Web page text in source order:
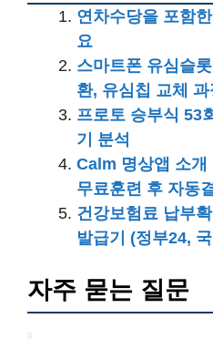
연차수당을 포함
요
스마트폰 유심슬
환, 유심칩 교체
프로토 승부식 53
기 분석
Calm 명상앱 소개
무료훈련 후 자동
건강보험료 납부
발급기 (정부24,
자주 묻는 질문